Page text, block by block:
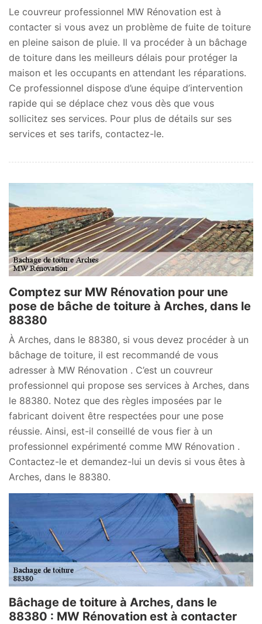
Le couvreur professionnel MW Rénovation est à
contacter si vous avez un problème de fuite de toiture
en pleine saison de pluie. Il va procéder à un bâchage
de toiture dans les meilleurs délais pour protéger la
maison et les occupants en attendant les réparations.
Ce professionnel dispose d’une équipe d’intervention
rapide qui se déplace chez vous dès que vous
sollicitez ses services. Pour plus de détails sur ses
services et ses tarifs, contactez-le.
Comptez sur MW Rénovation pour une
pose de bâche de toiture à Arches, dans le
88380
À Arches, dans le 88380, si vous devez procéder à un
bâchage de toiture, il est recommandé de vous
adresser à MW Rénovation . C’est un couvreur
professionnel qui propose ses services à Arches, dans
le 88380. Notez que des règles imposées par le
fabricant doivent être respectées pour une pose
réussie. Ainsi, est-il conseillé de vous fier à un
professionnel expérimenté comme MW Rénovation .
Contactez-le et demandez-lui un devis si vous êtes à
Arches, dans le 88380.
Bâchage de toiture à Arches, dans le
88380 : MW Rénovation est à contacter